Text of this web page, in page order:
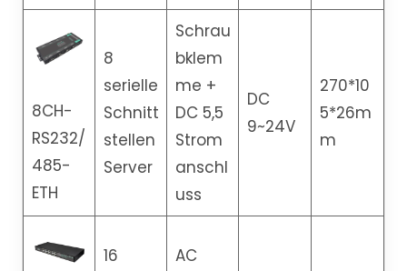
8CH-
RS232/
485-
ETH
8
serielle
Schnitt
stellen
Server
Schrau
bklem
me +
DC 5,5
Strom
anschl
uss
DC
9~24V
270*10
5*26m
m
16
AC